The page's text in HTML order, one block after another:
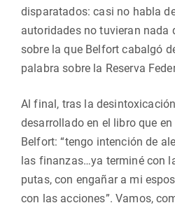
disparatados: casi no habla
autoridades no tuvieran nada
sobre la que Belfort cabalgó
palabra sobre la Reserva
Al final, tras la
desarrollado en el libro que
Belfort: “tengo intención de
las finanzas…ya terminé con
putas, con engañar a mi
con las acciones”. Vamos,